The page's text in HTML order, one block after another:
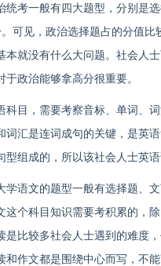
统考一般有四大题型，分别是
可见，政治选择题占的分值
本就没有什么大问题。社会人
政治能够拿高分很重要。
科目，需要考察音标、单词、
词汇是连词成句的关键，是英
组成的，所以该社会人士英
学语文的题型一般有选择题、
这个科目知识需要考积累的，
是比较多社会人士遇到的难度
作文都是围绕中心而写，不能